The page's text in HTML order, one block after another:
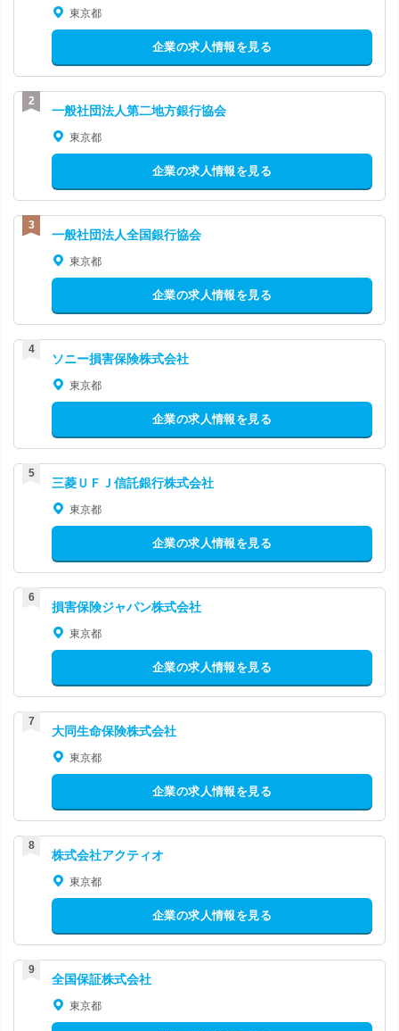
東京都
企業の求人情報を見る
一般社団法人第二地方銀行協会
東京都
企業の求人情報を見る
一般社団法人全国銀行協会
東京都
企業の求人情報を見る
ソニー損害保険株式会社
東京都
企業の求人情報を見る
三菱ＵＦＪ信託銀行株式会社
東京都
企業の求人情報を見る
損害保険ジャパン株式会社
東京都
企業の求人情報を見る
大同生命保険株式会社
東京都
企業の求人情報を見る
株式会社アクティオ
東京都
企業の求人情報を見る
全国保証株式会社
東京都